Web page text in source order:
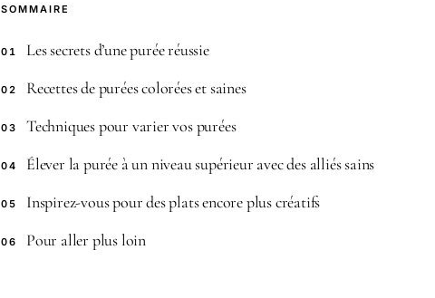
SOMMAIRE
01 Les secrets d’une purée réussie
02 Recettes de purées colorées et saines
03 Techniques pour varier vos purées
04 Élever la purée à un niveau supérieur avec des alliés sains
05 Inspirez-vous pour des plats encore plus créatifs
06 Pour aller plus loin